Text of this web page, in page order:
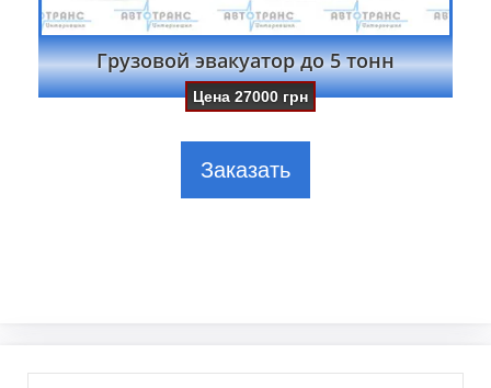
Грузовой эвакуатор до 5 тонн
Цена27000 грн
Заказать